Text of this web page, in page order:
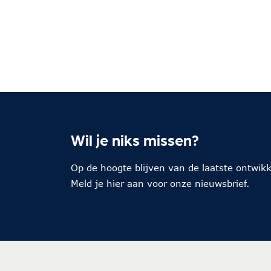
Wil je niks missen?
Op de hoogte blijven van de laatste
Meld je hier aan voor onze nieuwsbrief.